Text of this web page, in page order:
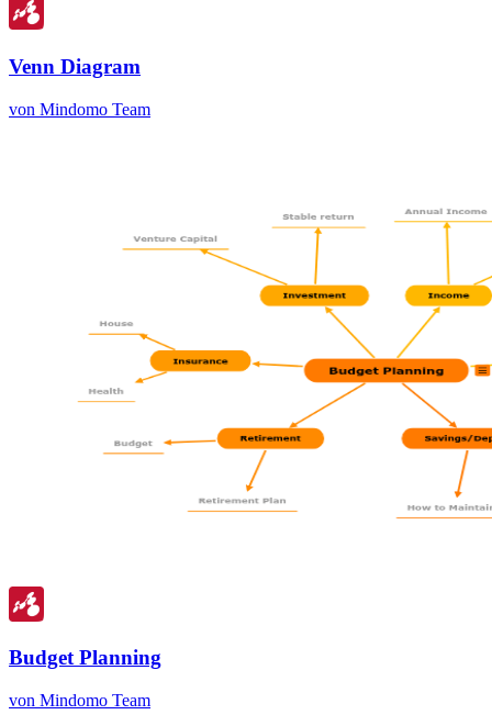
Venn Diagram
von Mindomo Team
Budget Planning
von Mindomo Team